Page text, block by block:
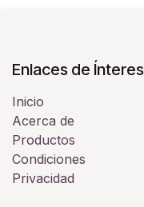
Enlaces de Ínteres
Inicio
Acerca de
Productos
Condiciones
Privacidad